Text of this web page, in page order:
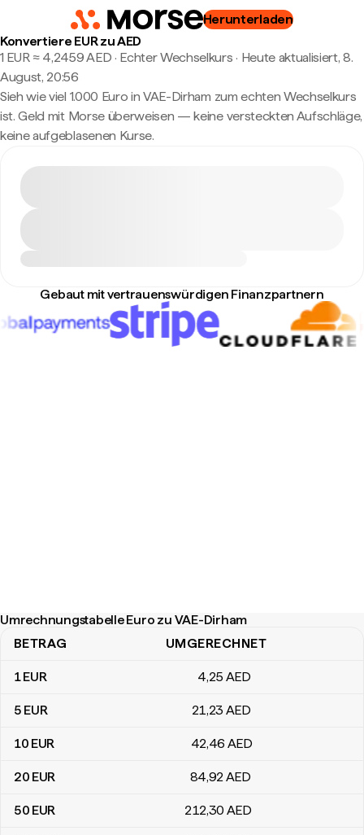
Herunterladen
Konvertiere EUR zu AED
1 EUR ≈ 4,2459 AED · Echter Wechselkurs · Heute aktualisiert, 8.
August, 20:56
Sieh wie viel 1.000 Euro in VAE-Dirham zum echten Wechselkurs
ist. Geld mit Morse überweisen — keine versteckten Aufschläge,
keine aufgeblasenen Kurse.
Gebaut mit vertrauenswürdigen Finanzpartnern
Umrechnungstabelle Euro zu VAE-Dirham
Umrechnungstabelle Euro zu VAE-Dirham
BETRAG UMGERECHNET
1EUR 4,25 AED
5 EUR 21,23 AED
10 EUR 42,46 AED
20 EUR 84,92AED
50 EUR 212,30 AED